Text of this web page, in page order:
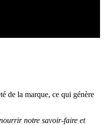
de la marque, ce qui génère
notre savoir-faire et